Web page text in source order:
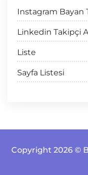
Instagram Bayan
Linkedin Takipçi
Liste
Sayfa Listesi
Copyright 2026 ©